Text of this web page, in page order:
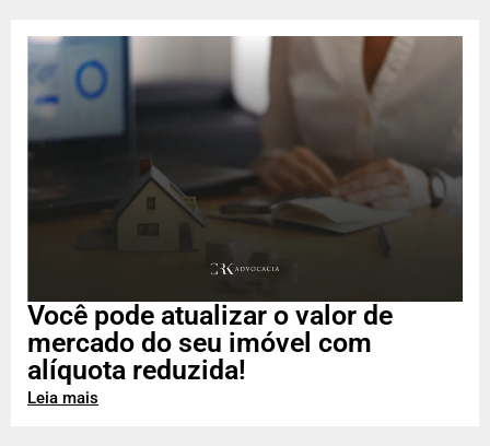
Você pode atualizar o valor de
mercado do seu imóvel com
alíquota reduzida!
Leia mais